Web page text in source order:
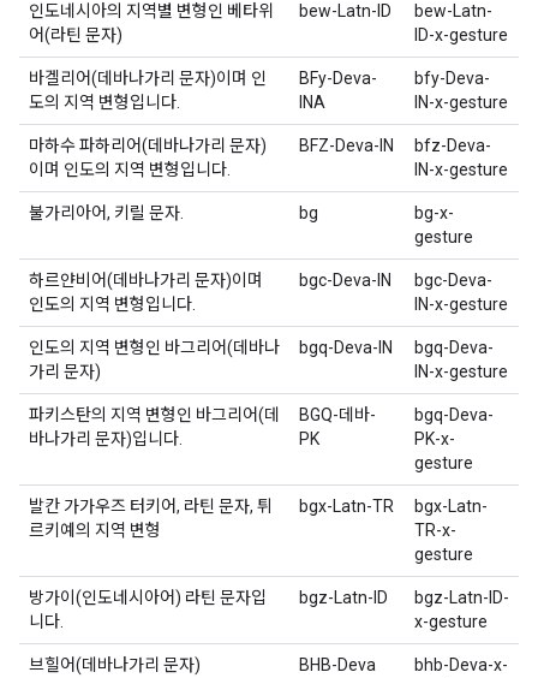
인도네시아의 지역별 변형인 베타위
어(라틴 문자)
bew-Latn-ID
bew-Latn-
ID-x-gesture
바겔리어(데바나가리 문자)이며 인
도의 지역 변형입니다.
BFy-Deva-
INA
bfy-Deva-
IN-x-gesture
마하수 파하리어(데바나가리 문자)
이며 인도의 지역 변형입니다.
BFZ-Deva-IN
bfz-Deva-
IN-x-gesture
불가리아어, 키릴 문자. bg
bg-x-
gesture
하르얀비어(데바나가리 문자)이며
인도의 지역 변형입니다.
bgc-Deva-IN
bgc-Deva-
IN-x-gesture
인도의 지역 변형인 바그리어(데바나
가리 문자)
bgq-Deva-IN
bgq-Deva-
IN-x-gesture
파키스탄의 지역 변형인 바그리어(데
바나가리 문자)입니다.
BGQ-데바-
PK
bgq-Deva-
PK-x-
gesture
발칸 가가우즈 터키어, 라틴 문자, 튀
르키예의 지역 변형
bgx-Latn-TR
bgx-Latn-
TR-x-
gesture
방가이(인도네시아어) 라틴 문자입
니다.
bgz-Latn-ID
bgz-Latn-ID-
x-gesture
브힐어(데바나가리 문자) BHB-Deva
bhb-Deva-x-